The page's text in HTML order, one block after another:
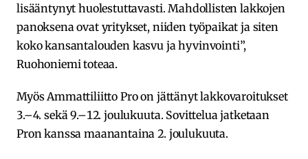
lisääntynyt huolestuttavasti. Mahdollisten lakkojen
panoksena ovat yritykset, niiden työpaikat ja siten
koko kansantalouden kasvu ja hyvinvointi”,
Ruohoniemi toteaa.
Myös Ammattiliitto Pro on jättänyt lakkovaroitukset
3.–4. sekä 9.–12. joulukuuta. Sovittelua jatketaan
Pron kanssa maanantaina 2. joulukuuta.